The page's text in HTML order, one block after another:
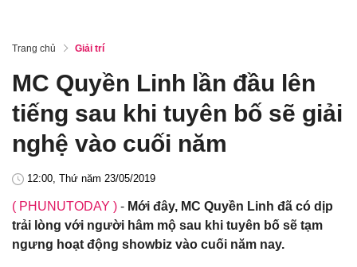
Trang chủ Giải trí
MC Quyền Linh lần đầu lên
tiếng sau khi tuyên bố sẽ giải
nghệ vào cuối năm
12:00, Thứ năm 23/05/2019
( PHUNUTODAY ) - Mới đây, MC Quyền Linh đã có dịp
trải lòng với người hâm mộ sau khi tuyên bố sẽ tạm
ngưng hoạt động showbiz vào cuối năm nay.